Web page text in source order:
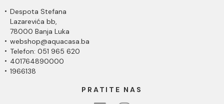
Despota Stefana
Lazarevića bb,
78000 Banja Luka
webshop@aquacasa.ba
Telefon: 051 965 620
401764890000
1966138
PRATITE NAS